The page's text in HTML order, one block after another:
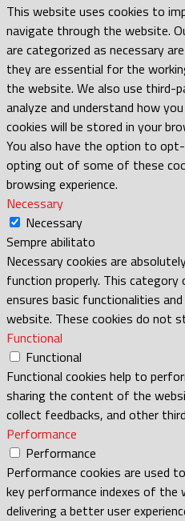
This website uses cookies to
navigate through the website.
are categorized as necessary
they are essential for the
the website. We also use third-
analyze and understand how
cookies will be stored in your
You also have the option to
opting out of some of these
browsing experience.
Necessary
Necessary
Sempre abilitato
Necessary cookies are
function properly. This category
ensures basic functionalities
website. These cookies do not
Functional
Functional
Functional cookies help to
sharing the content of the
collect feedbacks, and other
Performance
Performance
Performance cookies are used
key performance indexes of the
delivering a better user